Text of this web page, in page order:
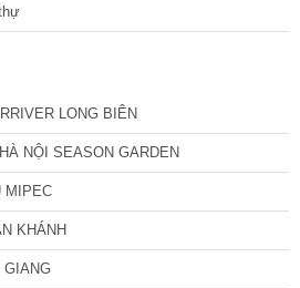
LONG BIÊN
NỘI SEASON GARDEN
MIPEC
KHÁNH
GIANG